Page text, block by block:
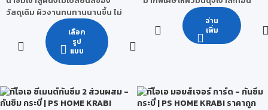
วัสดุเดิม ผิวงานทนทานนานขึ้น ไม่
ผสมสารปรอทและตะกั่ว
สารเคลือบใสกันซึมประเภท ไซเลน
ไซล็อกเซน สูตรน้ำมัน ด้วย
เทคโนโลยีล่าสุดสามารถให้
กลิ่นฉุน เหมาะสำหรับอิฐโชว์แนว
หินล้าง ทรายล้าง หินกาบ
เลือก
รูป
แบบ
จากกระจก ทาได้พื้นที่มากกว่า
พร้อมให้การปกป้องพื้นผิว และ
คงทนต่อสภาวะอากาศที่รุนแรงได้
เป็นอย่างดี ทั้งยังปลอดภัยต่อ
ปรอทและตะกั่ว
เกรด
อ่าน
เพิ่ม